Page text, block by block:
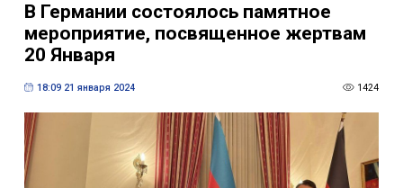
В Германии состоялось памятное
мероприятие, посвященное жертвам
20 Января
18:09 21 января 2024 1424